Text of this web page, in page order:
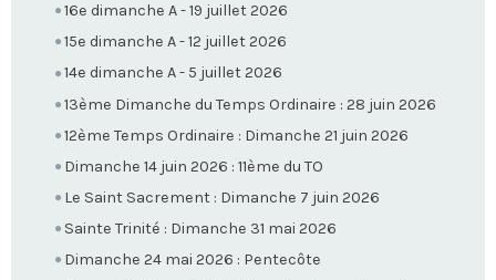
16e dimanche A - 19 juillet 2026
15e dimanche A - 12 juillet 2026
14e dimanche A - 5 juillet 2026
13ème Dimanche du Temps Ordinaire : 28 juin 2026
12ème Temps Ordinaire : Dimanche 21 juin 2026
Dimanche 14 juin 2026 : 11ème du TO
Le Saint Sacrement : Dimanche 7 juin 2026
Sainte Trinité : Dimanche 31 mai 2026
Dimanche 24 mai 2026 : Pentecôte